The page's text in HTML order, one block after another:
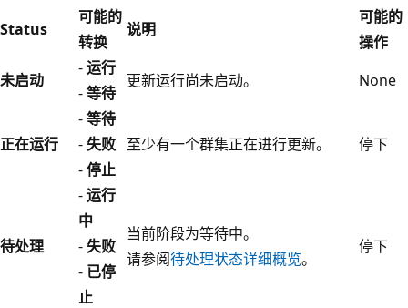
Status
可能的
转换
说明
可能的
操作
未启动
-运行
-等待
更新运行尚未启动。 None
正在运行
-等待
-失败
-停止
至少有一个群集正在进行更新。 停下
待处理
-运行
中
-失败
- 已停
止
当前阶段为等待中。
请参阅待处理状态详细概览。
停下